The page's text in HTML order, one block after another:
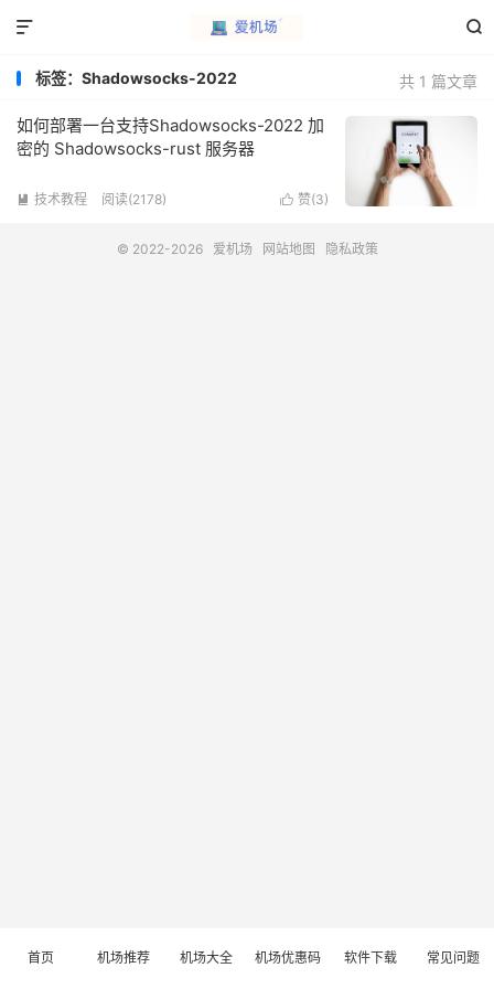


共 1 篇文章
标签：Shadowsocks-2022
如何部署一台支持Shadowsocks-2022 加
密的 Shadowsocks-rust 服务器
 赞(3)
 技术教程 阅读(2178)
© 2022-2026 爱机场 网站地图 隐私政策
首页 机场推荐 机场大全 机场优惠码 软件下载 常见问题